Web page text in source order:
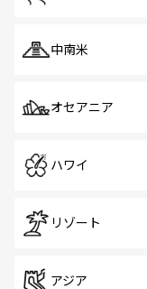
中南米
オセアニア
ハワイ
リゾート
アジア